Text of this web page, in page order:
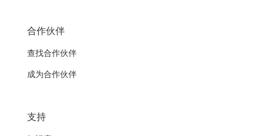
合作伙伴
查找合作伙伴
成为合作伙伴
支持